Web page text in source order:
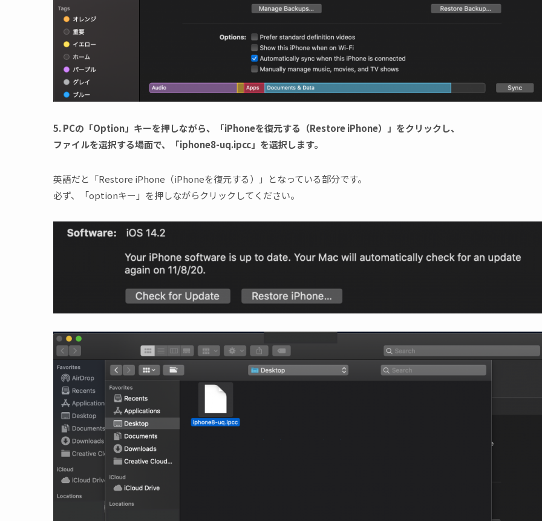
5. PCの「Option」キーを押しながら、「iPhoneを復元する（Restore iPhone）」をクリックし、
ファイルを選択する場面で、「iphone8-uq.ipcc」を選択します。
英語だと「Restore iPhone（iPhoneを復元する）」となっている部分です。
必ず、「optionキー」を押しながらクリックしてください。